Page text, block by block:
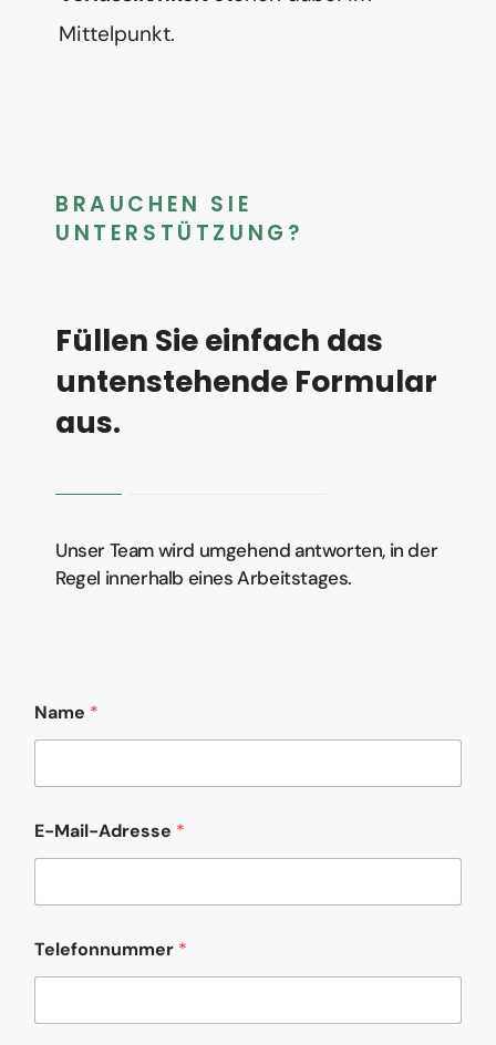
Mittelpunkt.
BRAUCHEN SIE
UNTERSTÜTZUNG?
Füllen Sie einfach das
untenstehende Formular
aus.
Unser Team wird umgehend antworten, in der
Regel innerhalb eines Arbeitstages.
Name *
E-Mail-Adresse *
o
m
e
Telefonnummer *